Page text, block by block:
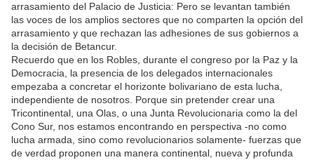
arrasamiento del Palacio de Justicia: Pero se levantan también
las voces de los amplios sectores que no comparten la opción del
arrasamiento y que rechazan las adhesiones de sus gobiernos a
la decisión de Betancur.
Recuerdo que en los Robles, durante el congreso por la Paz y la
Democracia, la presencia de los delegados internacionales
empezaba a concretar el horizonte bolivariano de esta lucha,
independiente de nosotros. Porque sin pretender crear una
Tricontinental, una Olas, o una Junta Revolucionaria como la del
Cono Sur, nos estamos encontrando en perspectiva -no como
lucha armada, sino como revolucionarios solamente- fuerzas que
de verdad proponen una manera continental, nueva y profunda